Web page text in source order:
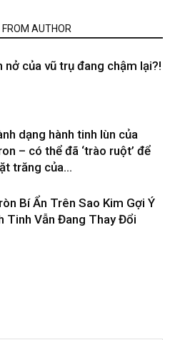
FROM AUTHOR
nở của vũ trụ đang chậm lại?!
dạng hành tinh lùn của
– có thể đã ‘trào ruột’ để
trăng của...
Bí Ẩn Trên Sao Kim Gợi Ý
Tinh Vẫn Đang Thay Đổi